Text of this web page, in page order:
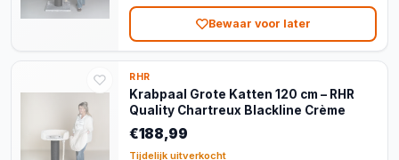
Bewaar voor later
RHR
Krabpaal Grote Katten 120 cm – RHR
Quality Chartreux Blackline Crème
€188,99
Tijdelijk uitverkocht